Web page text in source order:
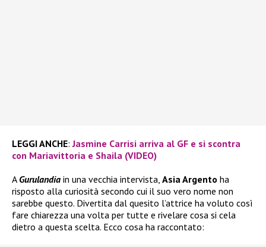
LEGGI ANCHE:Jasmine Carrisi arriva al GF e si scontra
con Mariavittoria e Shaila (VIDEO)
A Gurulandia in una vecchia intervista, Asia Argento ha
risposto alla curiosità secondo cui il suo vero nome non
sarebbe questo. Divertita dal quesito l’attrice ha voluto così
fare chiarezza una volta per tutte e rivelare cosa si cela
dietro a questa scelta. Ecco cosa ha raccontato: